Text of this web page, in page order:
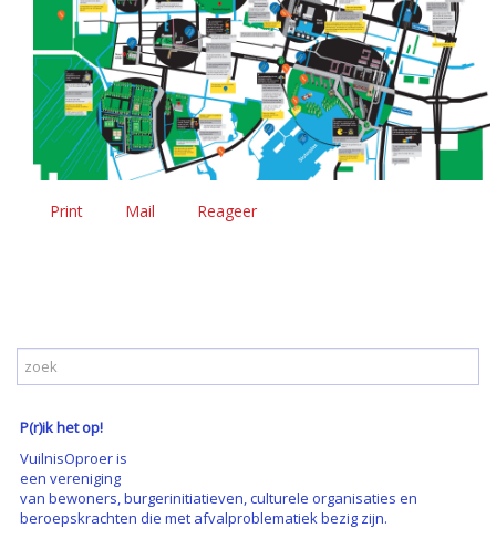
Print Mail Reageer
P(r)ik het op!
VuilnisOproer is
een vereniging
van bewoners, burgerinitiatieven, culturele organisaties en
beroepskrachten die met afvalproblematiek bezig zijn.